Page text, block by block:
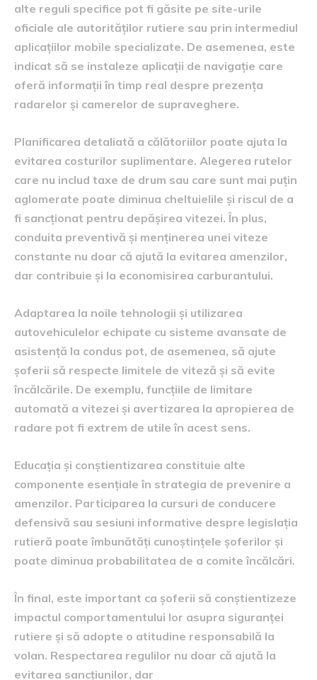
alte reguli specifice pot fi găsite pe site-urile
oficiale ale autorităților rutiere sau prin intermediul
aplicațiilor mobile specializate. De asemenea, este
indicat să se instaleze aplicații de navigație care
oferă informații în timp real despre prezența
radarelor și camerelor de supraveghere.
Planificarea detaliată a călătoriilor poate ajuta la
evitarea costurilor suplimentare. Alegerea rutelor
care nu includ taxe de drum sau care sunt mai puțin
aglomerate poate diminua cheltuielile și riscul de a
fi sancționat pentru depășirea vitezei. În plus,
conduita preventivă și menținerea unei viteze
constante nu doar că ajută la evitarea amenzilor,
dar contribuie și la economisirea carburantului.
Adaptarea la noile tehnologii și utilizarea
autovehiculelor echipate cu sisteme avansate de
asistență la condus pot, de asemenea, să ajute
șoferii să respecte limitele de viteză și să evite
încălcările. De exemplu, funcțiile de limitare
automată a vitezei și avertizarea la apropierea de
radare pot fi extrem de utile în acest sens.
Educația și conștientizarea constituie alte
componente esențiale în strategia de prevenire a
amenzilor. Participarea la cursuri de conducere
defensivă sau sesiuni informative despre legislația
rutieră poate îmbunătăți cunoștințele șoferilor și
poate diminua probabilitatea de a comite încălcări.
În final, este important ca șoferii să conștientizeze
impactul comportamentului lor asupra siguranței
rutiere și să adopte o atitudine responsabilă la
volan. Respectarea regulilor nu doar că ajută la
evitarea sancțiunilor, dar